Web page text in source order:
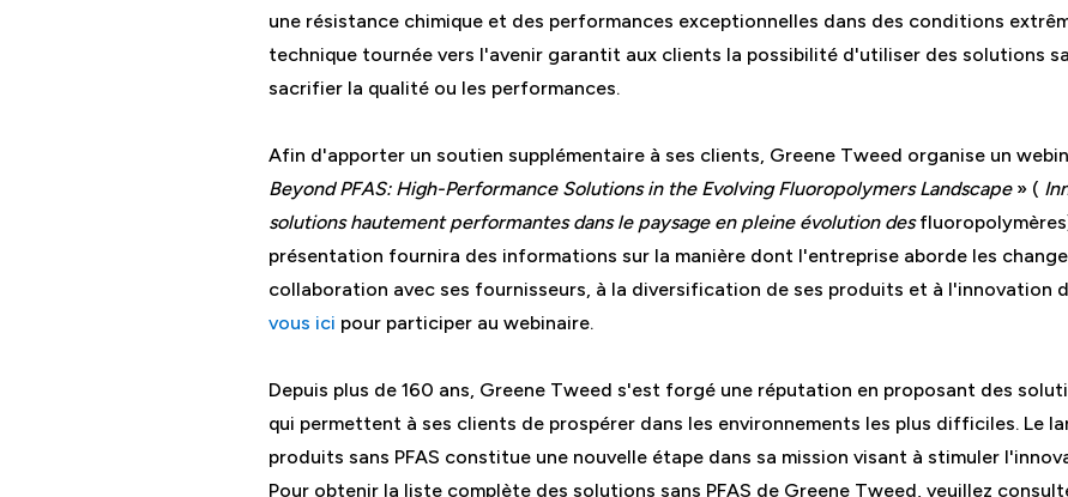
une résistance chimique et des performances exceptionnelles dans des conditions
technique tournée vers l'avenir garantit aux clients la possibilité d'utiliser des solutions
sacrifier la qualité ou les performances.
Afin d'apporter un soutien supplémentaire à ses clients, Greene Tweed organise un
Beyond PFAS: High-Performance Solutions in the Evolving Fluoropolymers Landscape» (
solutions hautement performantes dans le paysage en pleine évolution des
présentation fournira des informations sur la manière dont l'entreprise aborde les
collaboration avec ses fournisseurs, à la diversification de ses produits et à l'innovation
vous ici pour participer au webinaire.
Depuis plus de 160 ans, Greene Tweed s'est forgé une réputation en proposant des
qui permettent à ses clients de prospérer dans les environnements les plus difficiles. Le
produits sans PFAS constitue une nouvelle étape dans sa mission visant à stimuler
Pour obtenir la liste complète des solutions sans PFAS de Greene Tweed, veuillez